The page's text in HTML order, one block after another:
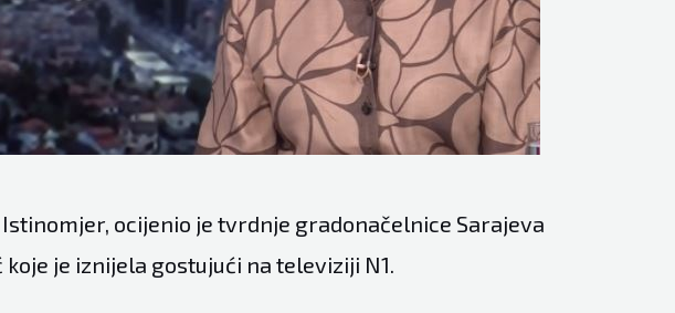
Istinomjer, ocijenio je tvrdnje gradonačelnice Sarajeva
je iznijela gostujući na televiziji N1.